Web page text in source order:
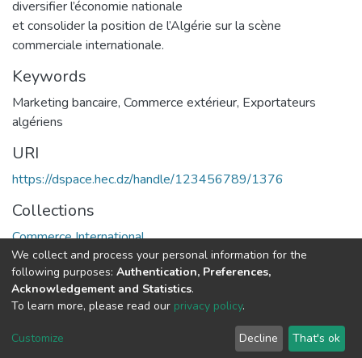
diversifier l’économie nationale
et consolider la position de l’Algérie sur la scène
commerciale internationale.
Keywords
Marketing bancaire, Commerce extérieur, Exportateurs
algériens
URI
https://dspace.hec.dz/handle/123456789/1376
Collections
Commerce International
Full item page
DSpace software copyright © 2002-2026
Cookie
End User
Agreement
Send
Feedback
We collect and process your personal information for the
following purposes: Authentication, Preferences,
Acknowledgement and Statistics.
To learn more, please read our privacy policy.
Customize Decline That's ok